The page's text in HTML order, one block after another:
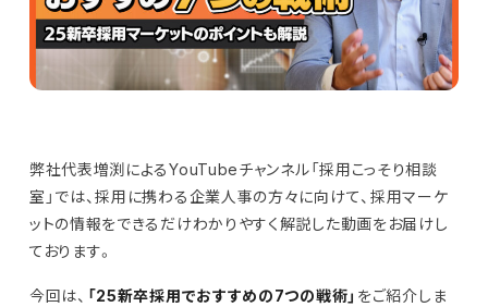
弊社代表増渕によるYouTubeチャンネル「採用こっそり相談
室」では、採用に携わる企業人事の方々に向けて、採用マーケ
ットの情報をできるだけわかりやすく解説した動画をお届けし
ております。
今回は、 「25新卒採用でおすすめの7つの戦術」 をご紹介しま